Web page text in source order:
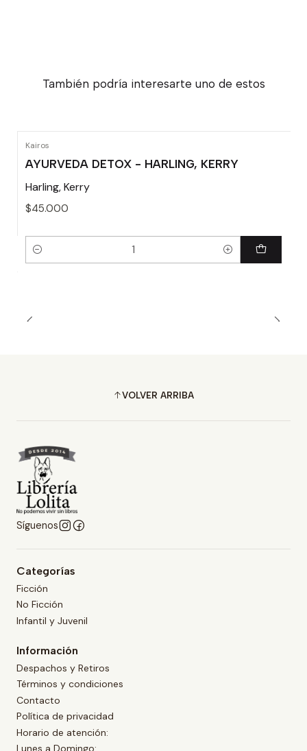
También podría interesarte uno de estos
Kairos
AYURVEDA DETOX - HARLING, KERRY
Harling, Kerry
$45.000
Cantidad
VOLVER ARRIBA
Síguenos
Categorías
Ficción
No Ficción
Infantil y Juvenil
Información
Despachos y Retiros
Términos y condiciones
Contacto
Política de privacidad
Horario de atención:
Lunes a Domingo: